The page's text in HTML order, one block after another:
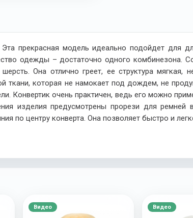
Эта прекрасная модель идеально подойдет для
одежды – достаточно одного комбинезона.
Она отлично греет, ее структура мягкая,
ткани, которая не намокает под дождем, не
Конвертик очень практичен, ведь его можно
изделия предусмотрены прорези для ремней
по центру конверта. Она позволяет быстро и
Видео Видео